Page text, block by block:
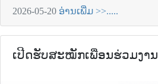
2026-05-20 ອ່ານເພີ່ມ >>.....
ເປີດຮັບສະໝັກເພື່ອນຮ່ວມງານ